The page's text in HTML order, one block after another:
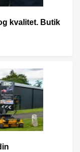
kvalitet. Butik